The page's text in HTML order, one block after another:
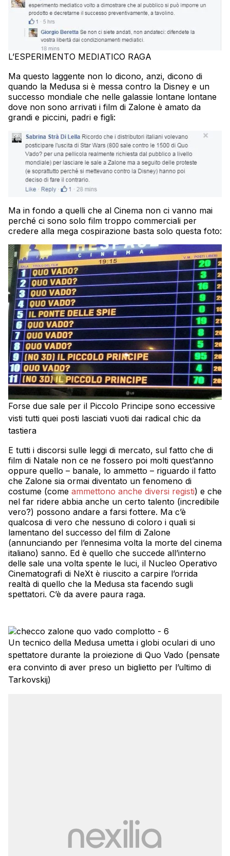
L’ESPERIMENTO MEDIATICO RAGA
Ma questo laggente non lo dicono, anzi, dicono di
quando la Medusa si è messa contro la Disney e un
successo mondiale che nelle galassie lontane lontane
dove non sono arrivati i film di Zalone è amato da
grandi e piccini, padri e figli:
Ma in fondo a quelli che al Cinema non ci vanno mai
perché ci sono solo film troppo commerciali per
credere alla mega cospirazione basta solo questa foto:
Forse due sale per il Piccolo Principe sono eccessive
visti tutti quei posti lasciati vuoti dai radical chic da
tastiera
E tutti i discorsi sulle leggi di mercato, sul fatto che di
film di Natale non ce ne fossero poi molti quest’anno
oppure quello – banale, lo ammetto – riguardo il fatto
che Zalone sia ormai diventato un fenomeno di
costume (come ammettono anche diversi registi) e che
nel far ridere abbia anche un certo talento (incredibile
vero?) possono andare a farsi fottere. Ma c’è
qualcosa di vero che nessuno di coloro i quali si
lamentano del successo del film di Zalone
(annunciando per l’ennesima volta la morte del cinema
italiano) sanno. Ed è quello che succede all’interno
delle sale una volta spente le luci, il Nucleo Operativo
Cinematografi di NeXt è riuscito a carpire l’orrida
realtà di quello che la Medusa sta facendo sugli
spettatori. C’è da avere paura raga.
Un tecnico della Medusa umetta i globi oculari di uno
spettatore durante la proiezione di Quo Vado (pensate
era convinto di aver preso un biglietto per l’ultimo di
Tarkovskij)